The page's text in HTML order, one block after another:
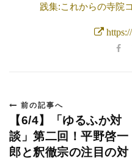
践集:これからの寺院
前の記事へ
【6/4】「ゆるふか対
談」第二回！平野啓一
郎と釈徹宗の注目の対